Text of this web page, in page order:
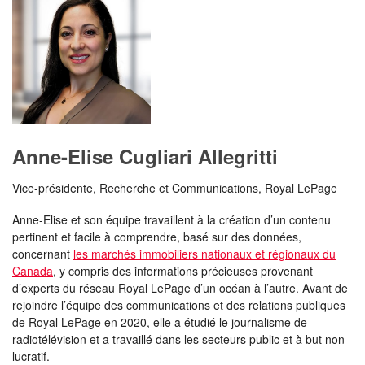
Anne-Elise Cugliari Allegritti
Vice-présidente, Recherche et Communications, Royal LePage
Anne-Elise et son équipe travaillent à la création d’un contenu
pertinent et facile à comprendre, basé sur des données,
concernant les marchés immobiliers nationaux et régionaux du
Canada, y compris des informations précieuses provenant
d’experts du réseau Royal LePage d’un océan à l’autre. Avant de
rejoindre l’équipe des communications et des relations publiques
de Royal LePage en 2020, elle a étudié le journalisme de
radiotélévision et a travaillé dans les secteurs public et à but non
lucratif.